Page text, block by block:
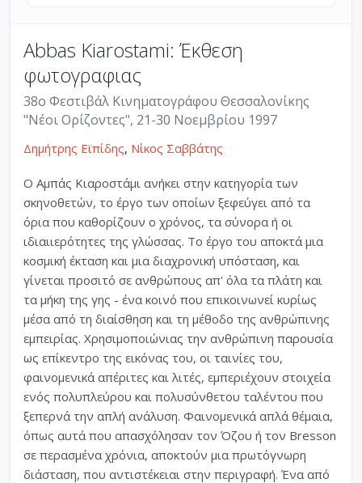
Abbas Kiarostami: Έκθεση
φωτογραφιας
38o Φεστιβάλ Κινηματογράφου Θεσσαλονίκης
"Νέοι Ορίζοντες", 21-30 Νοεμβρίου 1997
Δημήτρης Εϊπίδης, Νίκος Σαββάτης
Ο Αμπάς Κιαροστάμι ανήκει στην κατηγορία των
σκηνοθετών, το έργο των οποίων ξεφεύγει από τα
όρια που καθορίζουν ο χρόνος, τα σύνορα ή οι
ιδιαιιερότητες της γλώσσας. Το έργο του αποκτά μια
κοσμική έκταση και μια διαχρονική υπόσταση, και
γίνεται προσιτό σε ανθρώπους απ' όλα τα πλάτη και
τα μήκη της γης - ένα κοινό που επικοινωνεί κυρίως
μέσα από τη διαίσθηση και τη μέθοδο της ανθρώπινης
εμπειρίας. Χρησιμοποιώνιας την ανθρώπινη παρουσία
ως επίκεντρο της εικόνας του, οι ταινίες του,
φαινομενικά απέριτες και λιτές, εμπεριέχουν στοιχεία
ενός πολυπλεύρου και πολυσύνθετου ταλέντου που
ξεπερνά την απλή ανάλυση. Φαινομενικά απλά θέμαια,
όπως αυτά που απασχόλησαν τον Όζου ή τον Bresson
σε περασμένα χρόνια, αποκτούν μια πρωτόγνωρη
διάσταση, που αντιστέκειαι στην περιγραφή. Ένα από